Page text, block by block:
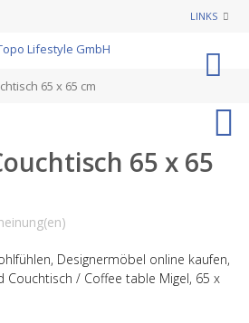
LINKS
65 x 65 cm
65 x 65
Designermöbel online kaufen,
Couchtisch / Coffee table Migel, 65 x